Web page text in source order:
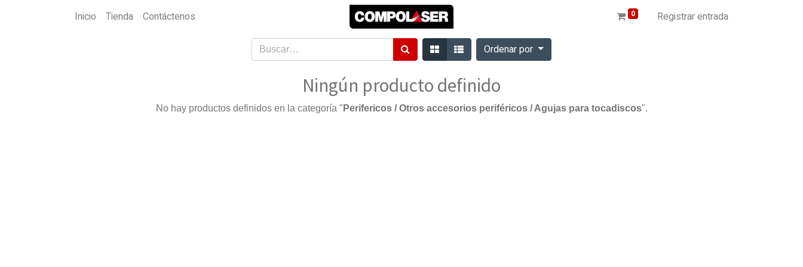
Inicio Tienda Contáctenos 0 Registrar entrada
Ordenar por
Ningún producto definido
No hay productos definidos en la categoría " Perifericos / Otros accesorios periféricos / Agujas para tocadiscos".